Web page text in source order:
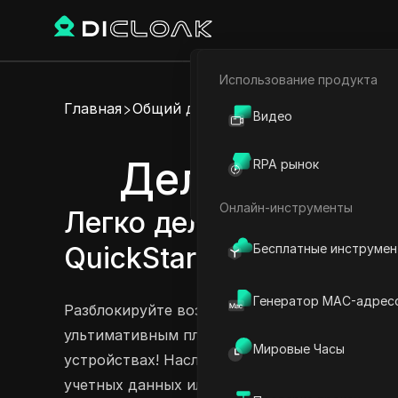
Электронная коммерция
Использование продукта
Видео
RPA рынок
Онлайн-инструменты
Бесплатные
Генератор MAC-
Мировые Часы
Главная Общий доступ к аккаунту
Делитесь
Легко делитесь
QuickStart Pro и
Разблокируйте возможности QuickStart с
ультимативным планами, позволяя вашим
устройствах! Наслаждайтесь бесшовным
учетных данных или паролей. Выберите